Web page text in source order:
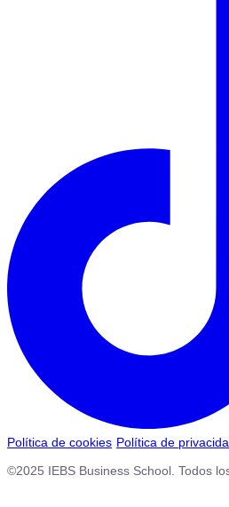
Política de cookies Política de
©2025 IEBS Business School. Todos